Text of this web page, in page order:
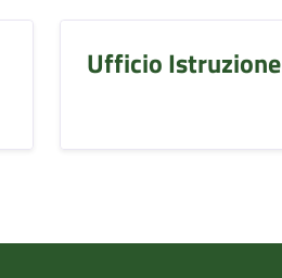
Ufficio Istruzione